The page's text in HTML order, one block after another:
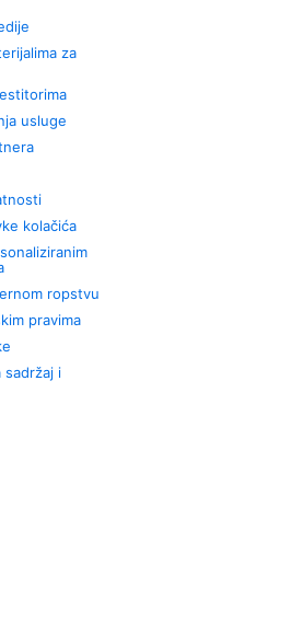
za
usluge
kolačića
ropstvu
pravima
sadržaj i